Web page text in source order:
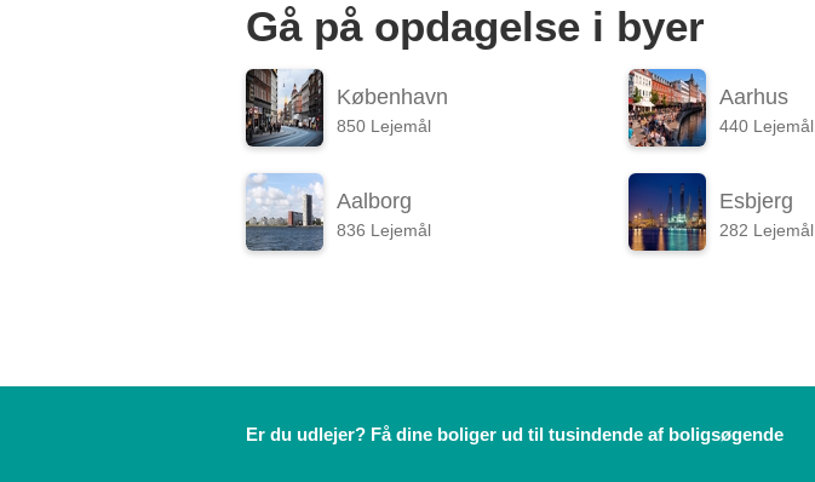
Gå på opdagelse i byer
København
850 Lejemål
Aarhus
440 Lejemål
Aalborg
836 Lejemål
Esbjerg
282 Lejemål
Er du udlejer? Få dine boliger ud til tusindende af boligsøgende